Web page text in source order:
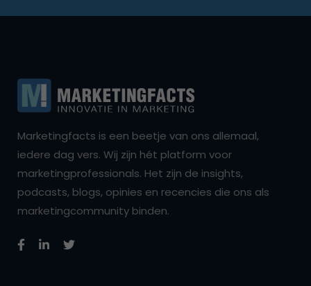
Marketingfacts is een beetje van ons allemaal,
iedere dag vers. Wij zijn hét platform voor
marketingprofessionals. Het zijn de insights,
podcasts, blogs, opinies en recencies die ons als
marketingcommunity binden.